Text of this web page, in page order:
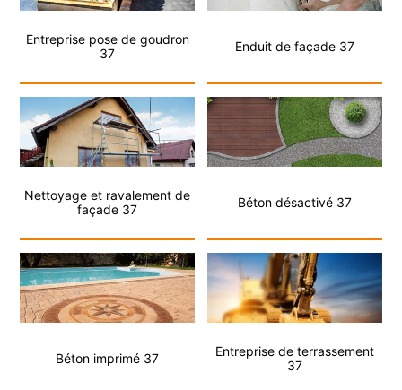
Entreprise pose de goudron
37
Enduit de façade 37
Nettoyage et ravalement de
façade 37
Béton désactivé 37
Béton imprimé 37
Entreprise de terrassement
37